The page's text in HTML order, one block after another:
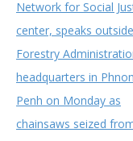
download=true